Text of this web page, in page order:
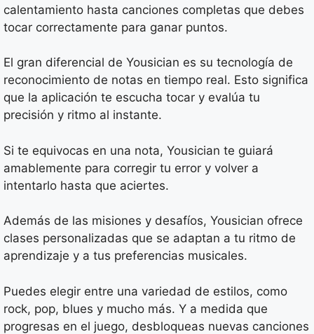
calentamiento hasta canciones completas que debes
tocar correctamente para ganar puntos.
El gran diferencial de Yousician es su tecnología de
reconocimiento de notas en tiempo real. Esto significa
que la aplicación te escucha tocar y evalúa tu
precisión y ritmo al instante.
Si te equivocas en una nota, Yousician te guiará
amablemente para corregir tu error y volver a
intentarlo hasta que aciertes.
Además de las misiones y desafíos, Yousician ofrece
clases personalizadas que se adaptan a tu ritmo de
aprendizaje y a tus preferencias musicales.
Puedes elegir entre una variedad de estilos, como
rock, pop, blues y mucho más. Y a medida que
progresas en el juego, desbloqueas nuevas canciones